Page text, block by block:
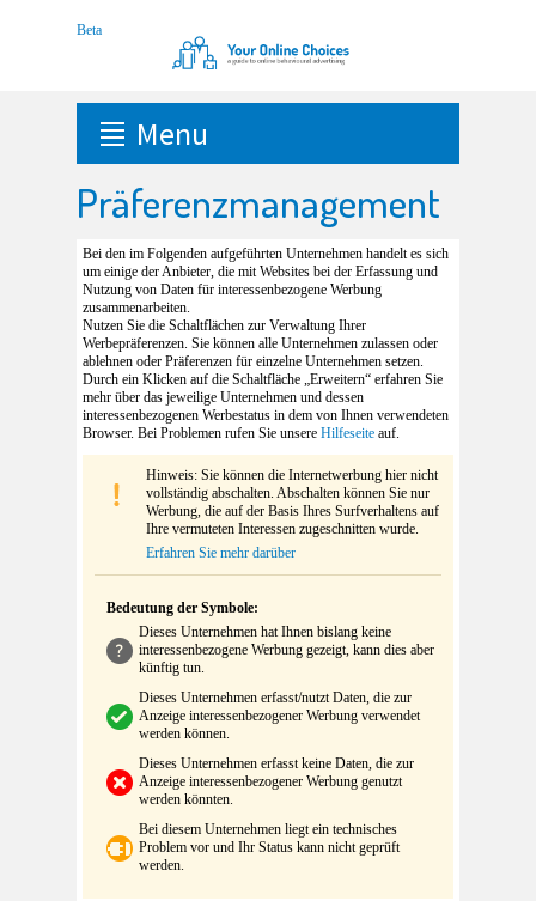
Menu
Präferenzmanagement
Bei den im Folgenden aufgeführten Unternehmen handelt es sich
um einige der Anbieter, die mit Websites bei der Erfassung und
Nutzung von Daten für interessenbezogene Werbung
zusammenarbeiten.
Nutzen Sie die Schaltflächen zur Verwaltung Ihrer
Werbepräferenzen. Sie können alle Unternehmen zulassen oder
ablehnen oder Präferenzen für einzelne Unternehmen setzen.
Durch ein Klicken auf die Schaltfläche „Erweitern“ erfahren Sie
mehr über das jeweilige Unternehmen und dessen
interessenbezogenen Werbestatus in dem von Ihnen verwendeten
Browser. Bei Problemen rufen Sie unsere Hilfeseite auf.
Hinweis: Sie können die Internetwerbung hier nicht
vollständig abschalten. Abschalten können Sie nur
Werbung, die auf der Basis Ihres Surfverhaltens auf
Ihre vermuteten Interessen zugeschnitten wurde.
Erfahren Sie mehr darüber
Bedeutung der Symbole:
Dieses Unternehmen hat Ihnen bislang keine
interessenbezogene Werbung gezeigt, kann dies aber
künftig tun.
Dieses Unternehmen erfasst/nutzt Daten, die zur
Anzeige interessenbezogener Werbung verwendet
werden können.
Dieses Unternehmen erfasst keine Daten, die zur
Anzeige interessenbezogener Werbung genutzt
werden könnten.
Bei diesem Unternehmen liegt ein technisches
Problem vor und Ihr Status kann nicht geprüft
werden.